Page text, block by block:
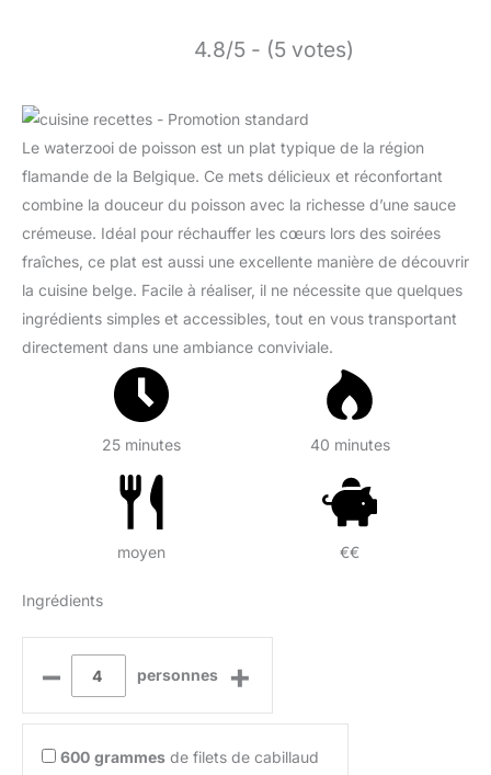
4.8/5 - (5 votes)
Le waterzooi de poisson est un plat typique de la région
flamande de la Belgique. Ce mets délicieux et réconfortant
combine la douceur du poisson avec la richesse d’une sauce
crémeuse. Idéal pour réchauffer les cœurs lors des soirées
fraîches, ce plat est aussi une excellente manière de découvrir
la cuisine belge. Facile à réaliser, il ne nécessite que quelques
ingrédients simples et accessibles, tout en vous transportant
directement dans une ambiance conviviale.
25 minutes 40 minutes
moyen €€
Ingrédients
– personnes +
600 grammes de filets de cabillaud